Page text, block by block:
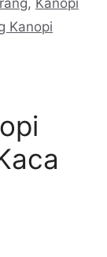
Kanopi